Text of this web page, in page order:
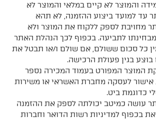
והמוצר לא קיים במלאי והמוצר לא
עד למועד ביצוע ההזמנה, לא תהא
מחויבת לספק ללקוח את המוצר ולא
מבחינתו לתביעה. בכפוף לכך הנהלת האתר
כל סכום ששולם, אם שולם ו/או תבטל את
בגין פעולת הרכישה.
המוצר המפורט בעמוד המכירה נספר
אישור לעסקה מחברת האשראי או משירות
כדוגמת ביט.
עושה כמיטב יכולתה לספק את ההזמנה
בכפוף למדיניות רשות הדואר וחברות